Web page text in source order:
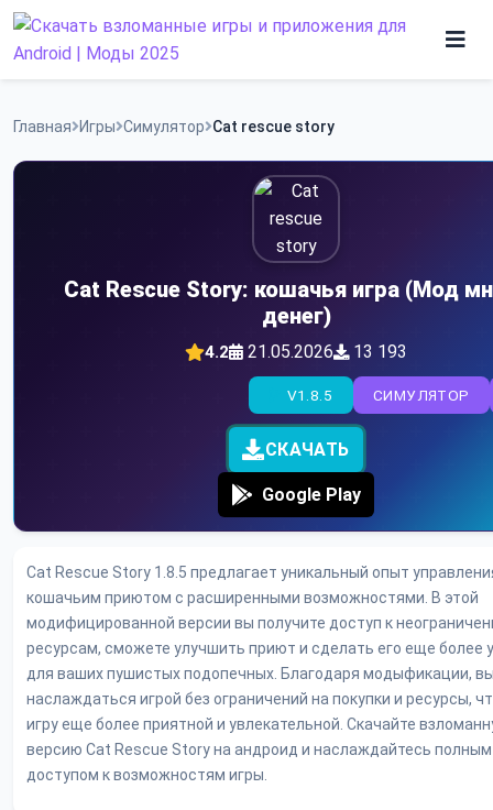
Skip
Программы
Главная Игры Симулятор Cat rescue story
Cat Rescue Story: кошачья игра (Мод
денег)
4.2 21.05.2026 13 193
СИМУЛЯТОР
V1.8.5
СКАЧАТЬ
Google Play
Cat Rescue Story 1.8.5 предлагает уникальный опыт
кошачьим приютом с расширенными возможностями. В этой
модифицированной версии вы получите доступ к
ресурсам, сможете улучшить приют и сделать его еще более
для ваших пушистых подопечных. Благодаря модыфикации,
наслаждаться игрой без ограничений на покупки и ресурсы,
игру еще более приятной и увлекательной. Скачайте
версию Cat Rescue Story на андроид и наслаждайтесь полным
доступом к возможностям игры.